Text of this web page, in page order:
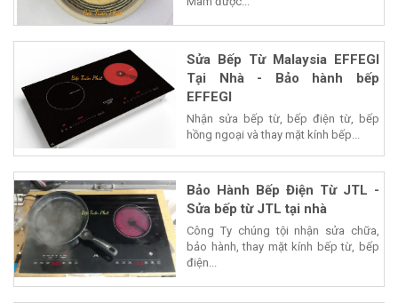
Sửa Bếp Từ Malaysia EFFEGI
Tại Nhà - Bảo hành bếp
EFFEGI
Nhận sửa bếp từ, bếp điện từ, bếp
hồng ngoại và thay mặt kính bếp...
Bảo Hành Bếp Điện Từ JTL -
Sửa bếp từ JTL tại nhà
Công Ty chúng tội nhận sửa chữa,
bảo hành, thay mặt kính bếp từ, bếp
điện...